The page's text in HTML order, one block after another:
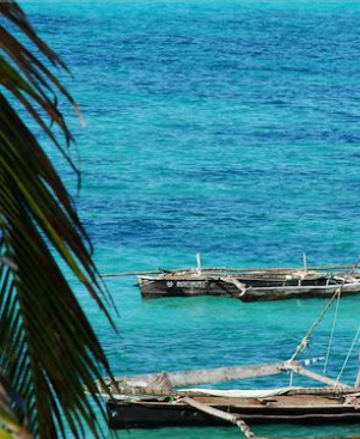
100% de satisfaction(190 avis
autant qu’historique. La Vallée du Rift
le temps, un passage vers une
attend le curieux.
Guide de voyage Vallée du Rift
Activité
Multi-activités Randonnée
Safari Safari à pied
Safari en véhicule
Âge des enfants
Les 6/9 ans Les 10/13 ans
Les 14/16 ans